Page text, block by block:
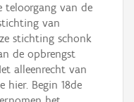
teloorgang van de
van
stichting schonk
de opbrengst
alleenrecht van
Begin 18de